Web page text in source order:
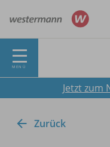
MENÜ
Jetzt zum
Zurück